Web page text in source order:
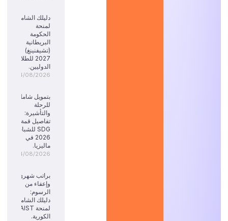
دليلك الشامل
لمنحة
الحكومة
البريطانية
(تشيفنينغ)
2027 للطلاب
الدوليين.
04/08/2026
بتمويل شامل
للرحلة
والتأشيرة:
تفاصيل قمة
SDG للشباب
2026 في
ماليزيا.
04/08/2026
براتب شهري
وإعفاء من
الرسوم:
دليلك الشامل
لمنحة KAIST
الكورية.